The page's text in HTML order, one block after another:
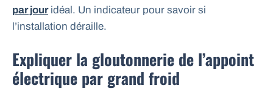
par jouridéal. Un indicateur pour savoir si
l’installation déraille.
Expliquer la gloutonnerie de l’appoint
électrique par grand froid